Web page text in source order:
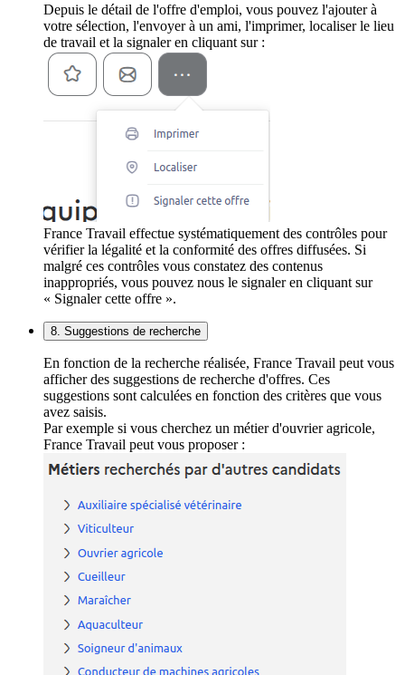
Depuis le détail de l'offre d'emploi, vous pouvez l'ajouter à
votre sélection, l'envoyer à un ami, l'imprimer, localiser le lieu
de travail et la signaler en cliquant sur :
France Travail effectue systématiquement des contrôles pour
vérifier la légalité et la conformité des offres diffusées. Si
malgré ces contrôles vous constatez des contenus
inappropriés, vous pouvez nous le signaler en cliquant sur
« Signaler cette offre ».
8. Suggestions de recherche
En fonction de la recherche réalisée, France Travail peut vous
afficher des suggestions de recherche d'offres. Ces
suggestions sont calculées en fonction des critères que vous
avez saisis.
Par exemple si vous cherchez un métier d'ouvrier agricole,
France Travail peut vous proposer :